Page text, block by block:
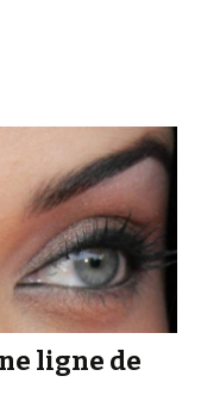
ligne de